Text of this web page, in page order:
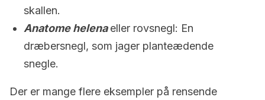
skallen.
Anatome helenaeller rovsnegl: En
dræbersnegl, som jager planteædende
snegle.
Der er mange flere eksempler på rensende